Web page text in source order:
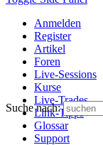
Anmelden
Register
Artikel
Foren
Live-Sessions
Kurse
Live-Trades
Link-Tipps
Glossar
Support
Suche nach: